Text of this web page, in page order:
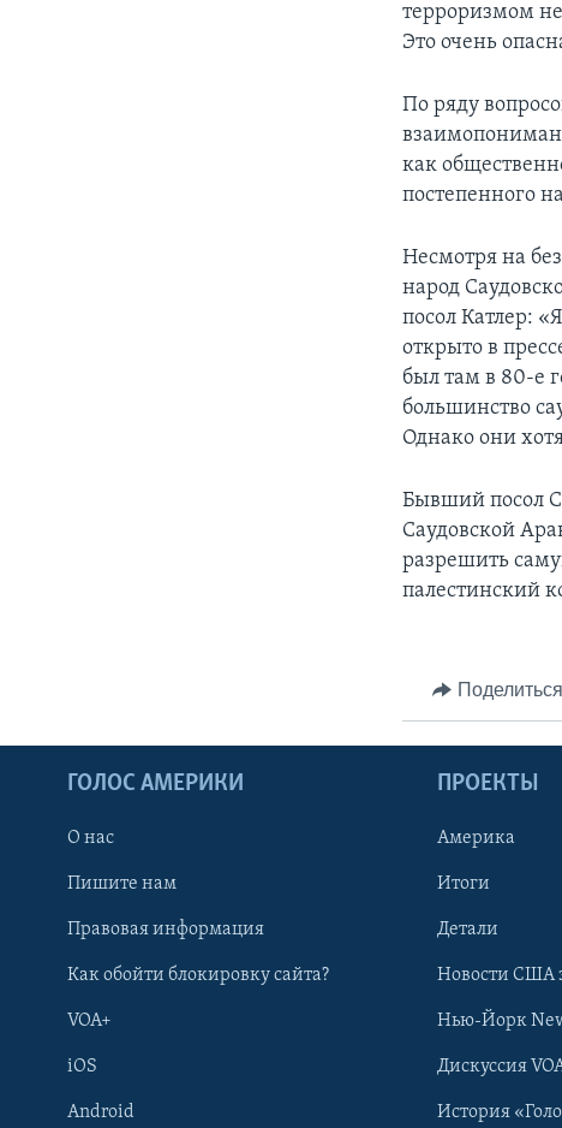
терроризмом
Это очень
По ряду
как
постепенного
Несмотря на
народ
посол Катлер:
открыто в
был там в 80-е
большинство
Однако они
Бывший посол
Саудовской
разрешить
палестинский
Поделиться
ГОЛОС АМЕРИКИ
О нас
Пишите нам
Правовая информация
Как обойти блокировку сайта?
VOA+
iOS
Android
ПРОЕКТЫ
Америка
Итоги
Детали
Новости США
Нью-Йорк
Дискуссия
История